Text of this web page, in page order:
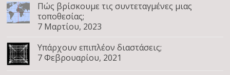
Πώς βρίσκουμε τις συντεταγμένες μιας
τοποθεσίας;
7 Μαρτίου, 2023
Υπάρχουν επιπλέον διαστάσεις;
7 Φεβρουαρίου, 2021